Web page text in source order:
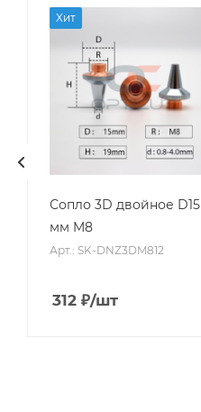
Хит
Сопло 3D двойное D15
мм M8
Арт.: SK-DNZ3DM812
312₽/шт